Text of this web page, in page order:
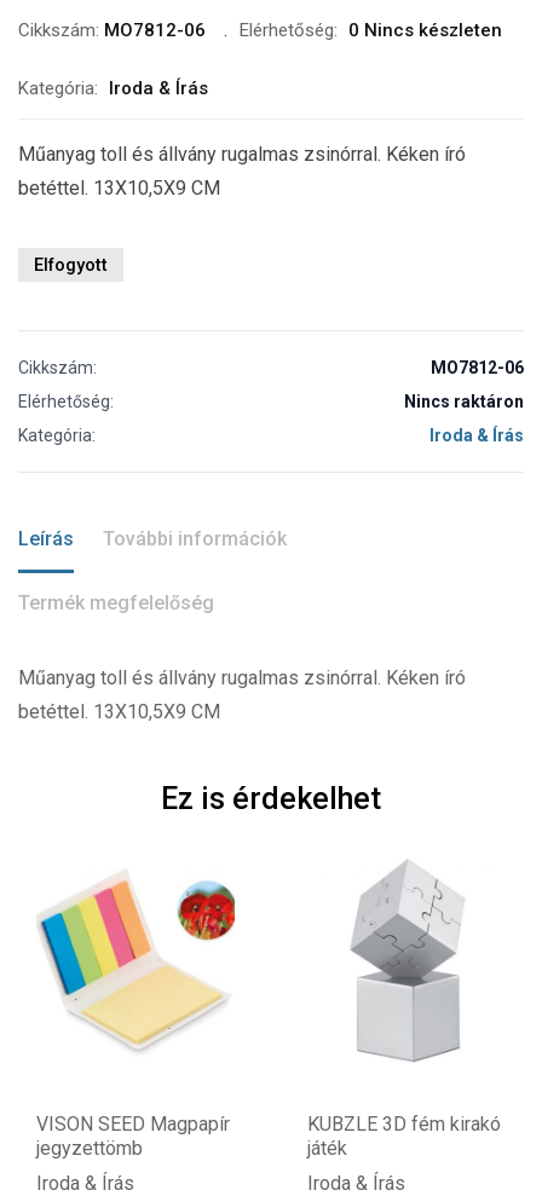
Cikkszám: MO7812-06 Elérhetőség: 0 Nincs készleten
Kategória: Iroda & Írás
Műanyag toll és állvány rugalmas zsinórral. Kéken író
betéttel. 13X10,5X9 CM
Elfogyott
Cikkszám:
MO7812-06
Elérhetőség:
Nincs raktáron
Kategória:
Iroda & Írás
Leírás További információk
Termék megfelelőség
Műanyag toll és állvány rugalmas zsinórral. Kéken író
betéttel. 13X10,5X9 CM
Ez is érdekelhet
VISON SEED Magpapír
jegyzettömb
Iroda & Írás
KUBZLE 3D fém kirakó
játék
Iroda & Írás